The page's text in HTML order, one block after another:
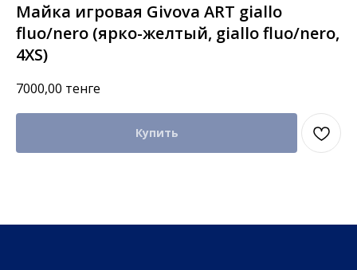
Майка игровая Givova ART giallo
fluo/nero (ярко-желтый, giallo fluo/nero,
4XS)
7000,00 тенге
Купить